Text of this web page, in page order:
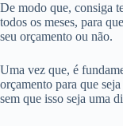
De modo que, consiga
todos os meses, para
seu orçamento ou não.
Uma vez que, é
orçamento para que
sem que isso seja uma